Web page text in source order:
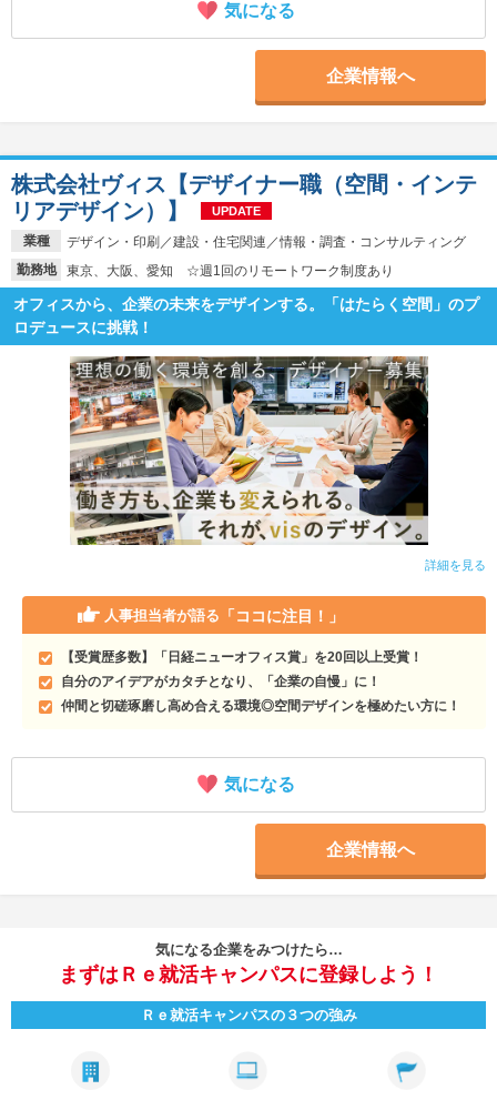
気になる
企業情報へ
業種
デザイン・印刷／建設・住宅関連／情報・調査・コンサルティング
勤務地
東京、大阪、愛知 ☆週1回のリモートワーク制度あり
株式会社ヴィス【デザイナー職（空間・インテ
リアデザイン）】
UPDATE
オフィスから、企業の未来をデザインする。「はたらく空間」のプ
ロデュースに挑戦！
詳細を見る
人事担当者が語る 「ココに注目！」
【受賞歴多数】「日経ニューオフィス賞」を20回以上受賞！
自分のアイデアがカタチとなり、「企業の自慢」に！
仲間と切磋琢磨し高め合える環境◎空間デザインを極めたい方に！
気になる
企業情報へ
気になる企業をみつけたら…
まずはＲｅ就活キャンパスに登録しよう！
Ｒｅ就活キャンパスの３つの強み